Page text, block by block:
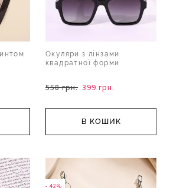
Окуляри з лінзами
квадратної форми
558 грн. 399 грн.
В КОШИК
- 42%